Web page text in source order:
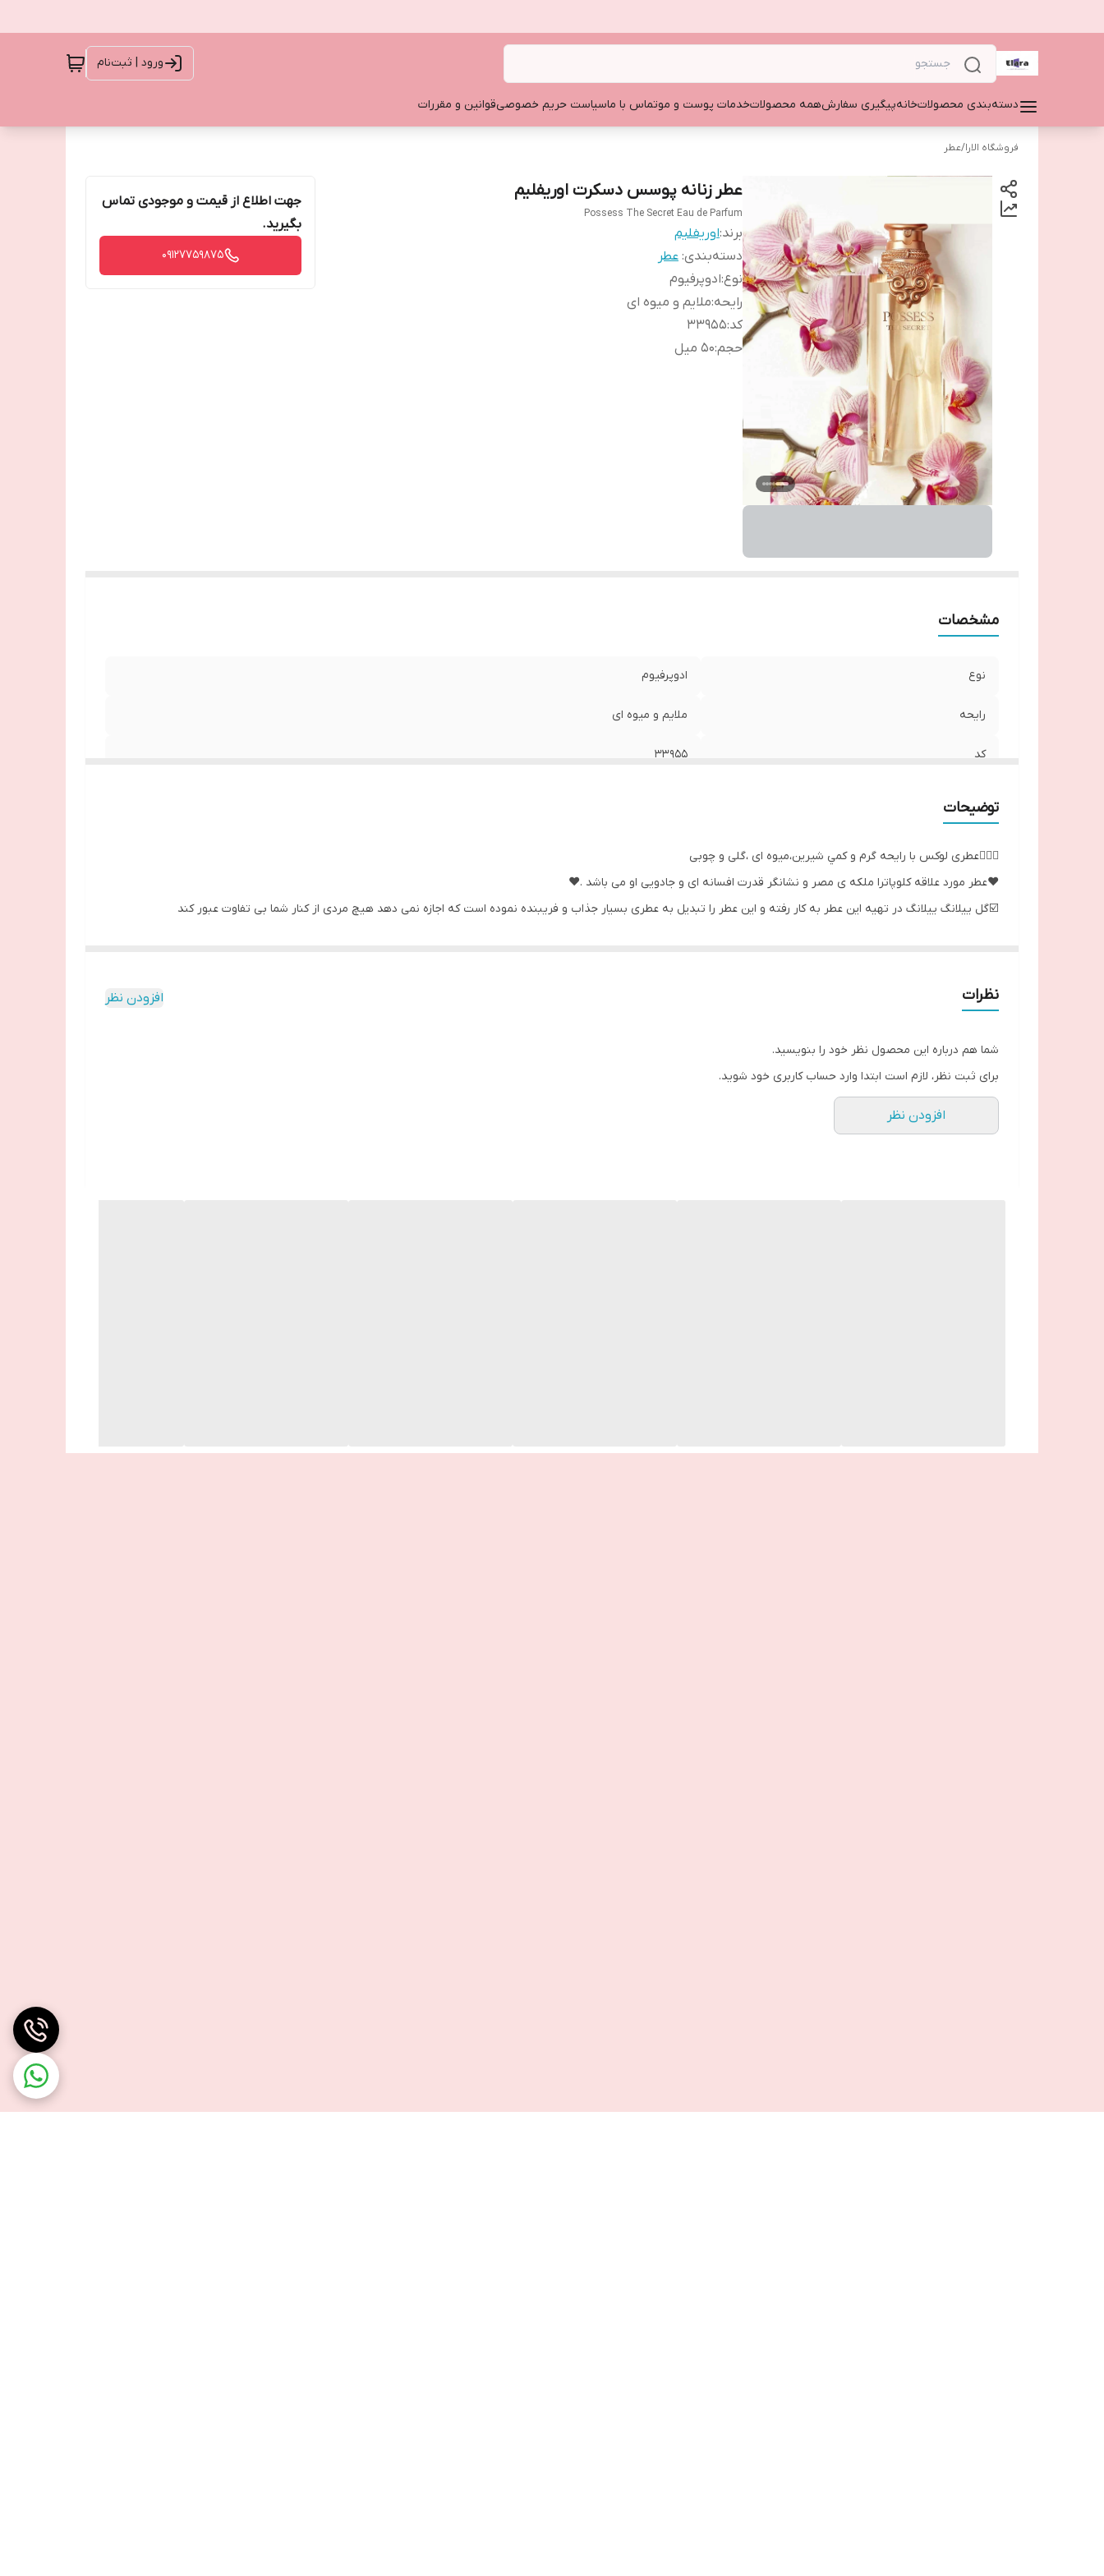
ورود | ثبت‌نام
دسته‌بندی محصولاتخانهپیگیری سفارشهمه محصولاتخدمات پوست و موتماس با ماسیاست حریم خصوصیقوانین و مقررات
فروشگاه الارا/عطر
عطر زنانه پوسس دسکرت اوریفلیم
Possess The Secret Eau de Parfum
برند:اوریفلیم
دسته‌بندی: عطر
نوع:ادوپرفیوم
رایحه:ملایم و میوه ای
کد:۳۳۹۵۵
حجم:۵۰ میل
جهت اطلاع از قیمت و موجودی تماس
بگیرید.
09127759875
مشخصات
نوع ادوپرفیوم
رایحه ملایم و میوه ای
کد ۳۳۹۵۵
توضیحات
💆🏻‍♀️عطری لوکس با رایحه گرم و كمي شیرین،میوه ای ،گلی و چوبی
❤️عطر مورد علاقه کلوپاترا ملکه ی مصر و نشانگر قدرت افسانه ای و جادویی او می باشد .❤️
☑️گل ییلانگ ییلانگ در تهیه این عطر به کار رفته و این عطر را تبدیل به عطری بسیار جذاب و فریبنده نموده است که اجازه نمی دهد هیچ مردی از کنار شما بی تفاوت عبور کند
☑️عطری منحصر به فرد با طراوت ابدی
ــــــــــــــــــــــــــــــــــــــــــــــــ
نظرات افزودن نظر
شما هم درباره این محصول نظر خود را بنویسید.
برای ثبت نظر، لازم است ابتدا وارد حساب کاربری خود شوید.
افزودن نظر